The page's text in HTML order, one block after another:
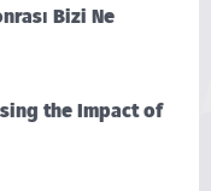
Bizi Ne
the Impact of